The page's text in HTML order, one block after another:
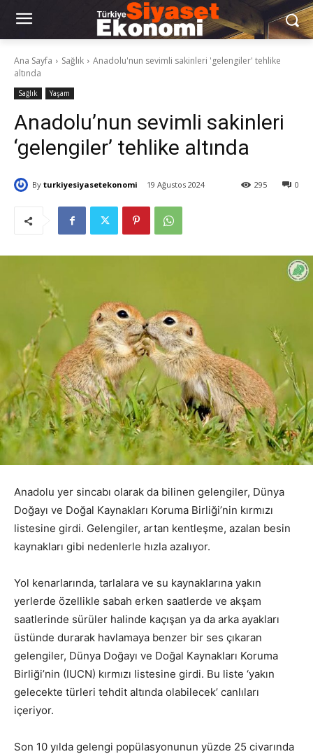
Ana Sayfa Sağlık
Anadolu'nun sevimli sakinleri 'gelengiler' tehlike
altında
Sağlık Yaşam
Anadolu’nun sevimli sakinleri
‘gelengiler’ tehlike altında
By turkiyesiyasetekonomi 19 Ağustos 2024 0
295
Anadolu yer sincabı olarak da bilinen gelengiler, Dünya
Doğayı ve Doğal Kaynakları Koruma Birliği’nin kırmızı
listesine girdi. Gelengiler, artan kentleşme, azalan besin
kaynakları gibi nedenlerle hızla azalıyor.
Yol kenarlarında, tarlalara ve su kaynaklarına yakın
yerlerde özellikle sabah erken saatlerde ve akşam
saatlerinde sürüler halinde kaçışan ya da arka ayakları
üstünde durarak havlamaya benzer bir ses çıkaran
gelengiler, Dünya Doğayı ve Doğal Kaynakları Koruma
Birliği’nin (IUCN) kırmızı listesine girdi. Bu liste ‘yakın
gelecekte türleri tehdit altında olabilecek’ canlıları
içeriyor.
Son 10 yılda gelengi popülasyonunun yüzde 25 civarında